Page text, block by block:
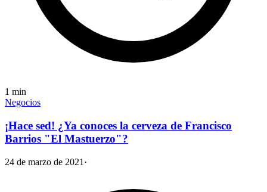
1 min
Negocios
¡Hace sed! ¿Ya conoces la cerveza de Francisco
Barrios "El Mastuerzo"?
24 de marzo de 2021 ·